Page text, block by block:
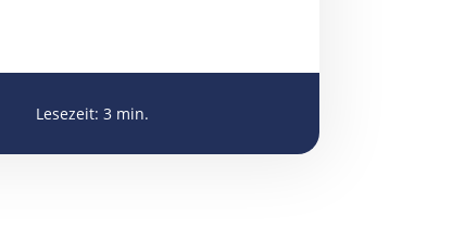
Lesezeit: 3 min.